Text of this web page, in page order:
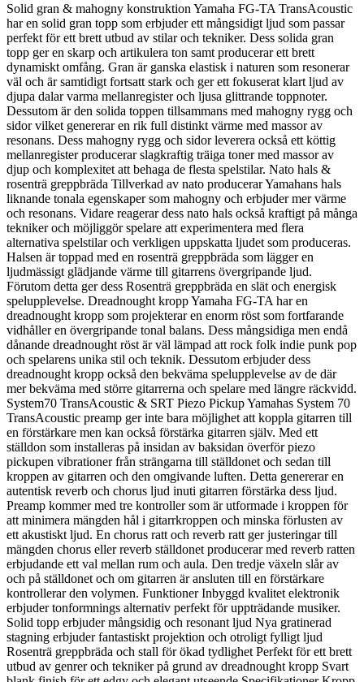
Solid gran & mahogny konstruktion Yamaha FG-TA TransAcoustic
har en solid gran topp som erbjuder ett mångsidigt ljud som passar
perfekt för ett brett utbud av stilar och tekniker. Dess solida gran
topp ger en skarp och artikulera ton samt producerar ett brett
dynamiskt omfång. Gran är ganska elastisk i naturen som resonerar
väl och är samtidigt fortsatt stark och ger ett fokuserat klart ljud av
djupa dalar varma mellanregister och ljusa glittrande toppnoter.
Dessutom är den solida toppen tillsammans med mahogny rygg och
sidor vilket genererar en rik full distinkt värme med massor av
resonans. Dess mahogny rygg och sidor leverera också ett köttig
mellanregister producerar slagkraftig träiga toner med massor av
djup och komplexitet att behaga de flesta spelstilar. Nato hals &
rosenträ greppbräda Tillverkad av nato producerar Yamahans hals
liknande tonala egenskaper som mahogny och erbjuder mer värme
och resonans. Vidare reagerar dess nato hals också kraftigt på många
tekniker och möjliggör spelare att experimentera med flera
alternativa spelstilar och verkligen uppskatta ljudet som produceras.
Halsen är toppad med en rosenträ greppbräda som lägger en
ljudmässigt glädjande värme till gitarrens övergripande ljud.
Förutom detta ger dess Rosenträ greppbräda en slät och energisk
spelupplevelse. Dreadnought kropp Yamaha FG-TA har en
dreadnought kropp som projekterar en enorm röst som fortfarande
vidhåller en övergripande tonal balans. Dess mångsidiga men endå
dånande dreadnought röst är väl lämpad att rock folk indie punk pop
och spelarens unika stil och teknik. Dessutom erbjuder dess
dreadnought kropp också den bekväma spelupplevelse av de där
mer bekväma med större gitarrerna och spelare med längre räckvidd.
System70 TransAcoustic & SRT Piezo Pickup Yamahas System 70
TransAcoustic preamp ger inte bara möjlighet att koppla gitarren till
en förstärkare men kan också förstärka gitarren själv. Med ett
ställdon som installeras på insidan av baksidan överför piezo
pickupen vibrationer från strängarna till ställdonet och sedan till
kroppen av gitarren och den omgivande luften. Detta genererar en
autentisk reverb och chorus ljud inuti gitarren förstärka dess ljud.
Preamp kommer med tre kontroller som är utformade i kroppen för
att minimera mängden hål i gitarrkroppen och minska förlusten av
ett akustiskt ljud. En chorus ratt och reverb ratt ger justeringar till
mängden chorus eller reverb ställdonet producerar med reverb ratten
erbjudande ett val mellan rum och aula. Den tredje växeln slår av
och på ställdonet och om gitarren är ansluten till en förstärkare
kontrollerar den volymen. Funktioner Inbyggd kvalitet elektronik
erbjuder tonformnings alternativ perfekt för uppträdande musiker.
Solid topp erbjuder mångsidig och resonant ljud Nya gratinerad
stagning erbjuder fantastiskt projektion och otroligt fylligt ljud
Rosenträ greppbräda och stall för ökad tydlighet Perfekt för ett brett
utbud av genrer och tekniker på grund av dreadnought kropp Svart